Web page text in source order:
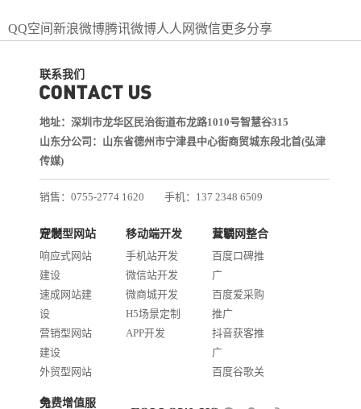
QQ空间 新浪微博腾讯微博人人网微信更多分享
联系我们
地址：深圳市龙华区民治街道布龙路1010号智慧谷315
山东分公司：山东省德州市宁津县中心街商贸城东段北首(弘津
传媒)
销售：0755-2774 1620
手机：137 2348 6509
邮箱：services@jiasuweb.com
定制型网站开发
响应式网站
建设
速成网站建
设
营销型网站
建设
外贸型网站
移动端开发
手机站开发
微信站开发
微商城开发
H5场景定制
APP开发
互联网整合营销
百度口碑推
广
百度爱采购
推广
抖音获客推
广
百度谷歌关
免费增值服务